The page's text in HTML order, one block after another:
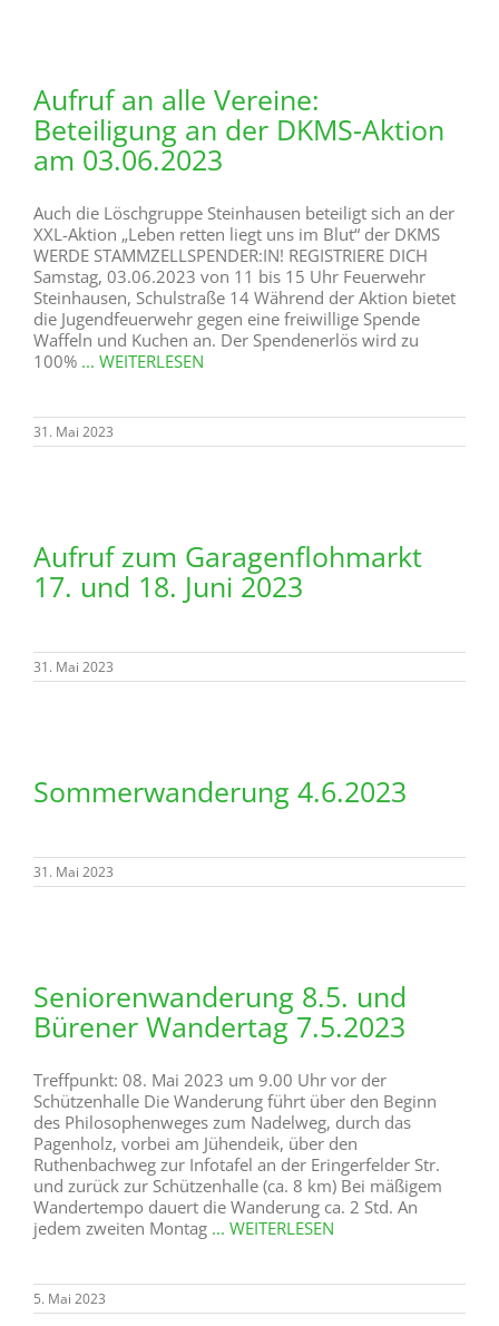
Aufruf an alle Vereine:
Beteiligung an der DKMS-Aktion
am 03.06.2023
Auch die Löschgruppe Steinhausen beteiligt sich an der
XXL-Aktion „Leben retten liegt uns im Blut“ der DKMS
WERDE STAMMZELLSPENDER:IN! REGISTRIERE DICH
Samstag, 03.06.2023 von 11 bis 15 Uhr Feuerwehr
Steinhausen, Schulstraße 14 Während der Aktion bietet
die Jugendfeuerwehr gegen eine freiwillige Spende
Waffeln und Kuchen an. Der Spendenerlös wird zu
100% ... WEITERLESEN
31. Mai 2023
Aufruf zum Garagenflohmarkt
17. und 18. Juni 2023
31. Mai 2023
Sommerwanderung 4.6.2023
31. Mai 2023
Seniorenwanderung 8.5. und
Bürener Wandertag 7.5.2023
Treffpunkt: 08. Mai 2023 um 9.00 Uhr vor der
Schützenhalle Die Wanderung führt über den Beginn
des Philosophenweges zum Nadelweg, durch das
Pagenholz, vorbei am Jühendeik, über den
Ruthenbachweg zur Infotafel an der Eringerfelder Str.
und zurück zur Schützenhalle (ca. 8 km) Bei mäßigem
Wandertempo dauert die Wanderung ca. 2 Std. An
jedem zweiten Montag ... WEITERLESEN
5. Mai 2023